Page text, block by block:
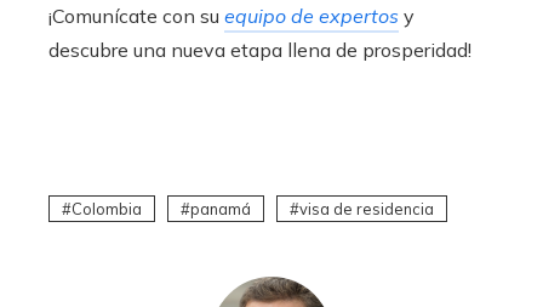
¡Comunícate con su equipo de expertos y
descubre una nueva etapa llena de prosperidad!
Colombia panamá visa de residencia